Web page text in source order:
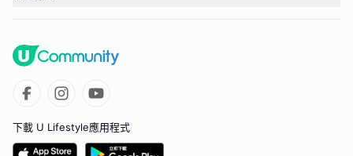
下載 U Lifestyle應用程式